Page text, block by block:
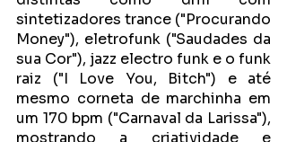
sintetizadores trance ("Procurando
Money"), eletrofunk ("Saudades da
sua Cor"), jazz electro funk e o funk
raiz ("I Love You, Bitch") e até
mesmo corneta de marchinha em
um 170 bpm ("Carnaval da Larissa"),
mostrando a criatividade e